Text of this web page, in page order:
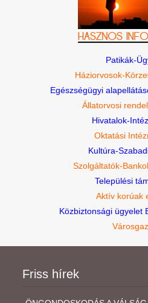
Patikák-
Háziorvosok-
Egészségügyi
Állatorvosi
Hivatalok-
Oktatási
Kultúra-
Szolgáltatók-
Települési
Aktív korúak
Közbiztonsági ügyelet
Friss hírek